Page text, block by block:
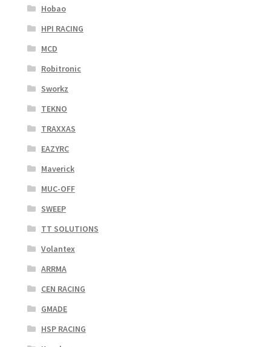
Hobao
HPI RACING
MCD
Robitronic
Sworkz
TEKNO
TRAXXAS
EAZYRC
Maverick
MUC-OFF
SWEEP
TT SOLUTIONS
Volantex
ARRMA
CEN RACING
GMADE
HSP RACING